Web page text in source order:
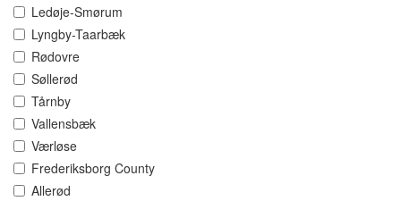
Ledøje-Smørum
Lyngby-Taarbæk
Rødovre
Søllerød
Tårnby
Vallensbæk
Værløse
Frederiksborg County
Allerød